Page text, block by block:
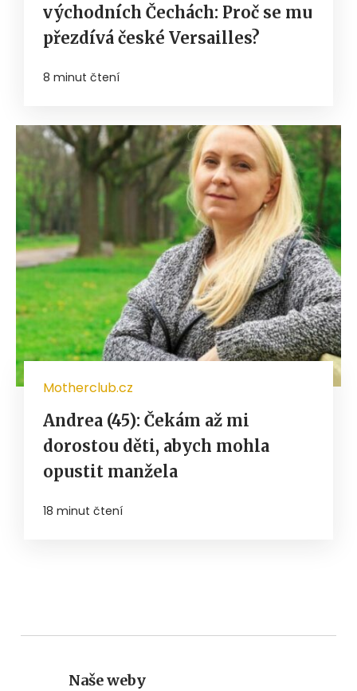
východních Čechách: Proč se mu
přezdívá české Versailles?
8 minut čtení
Motherclub.cz
Andrea (45): Čekám až mi
dorostou děti, abych mohla
opustit manžela
18 minut čtení
Naše weby